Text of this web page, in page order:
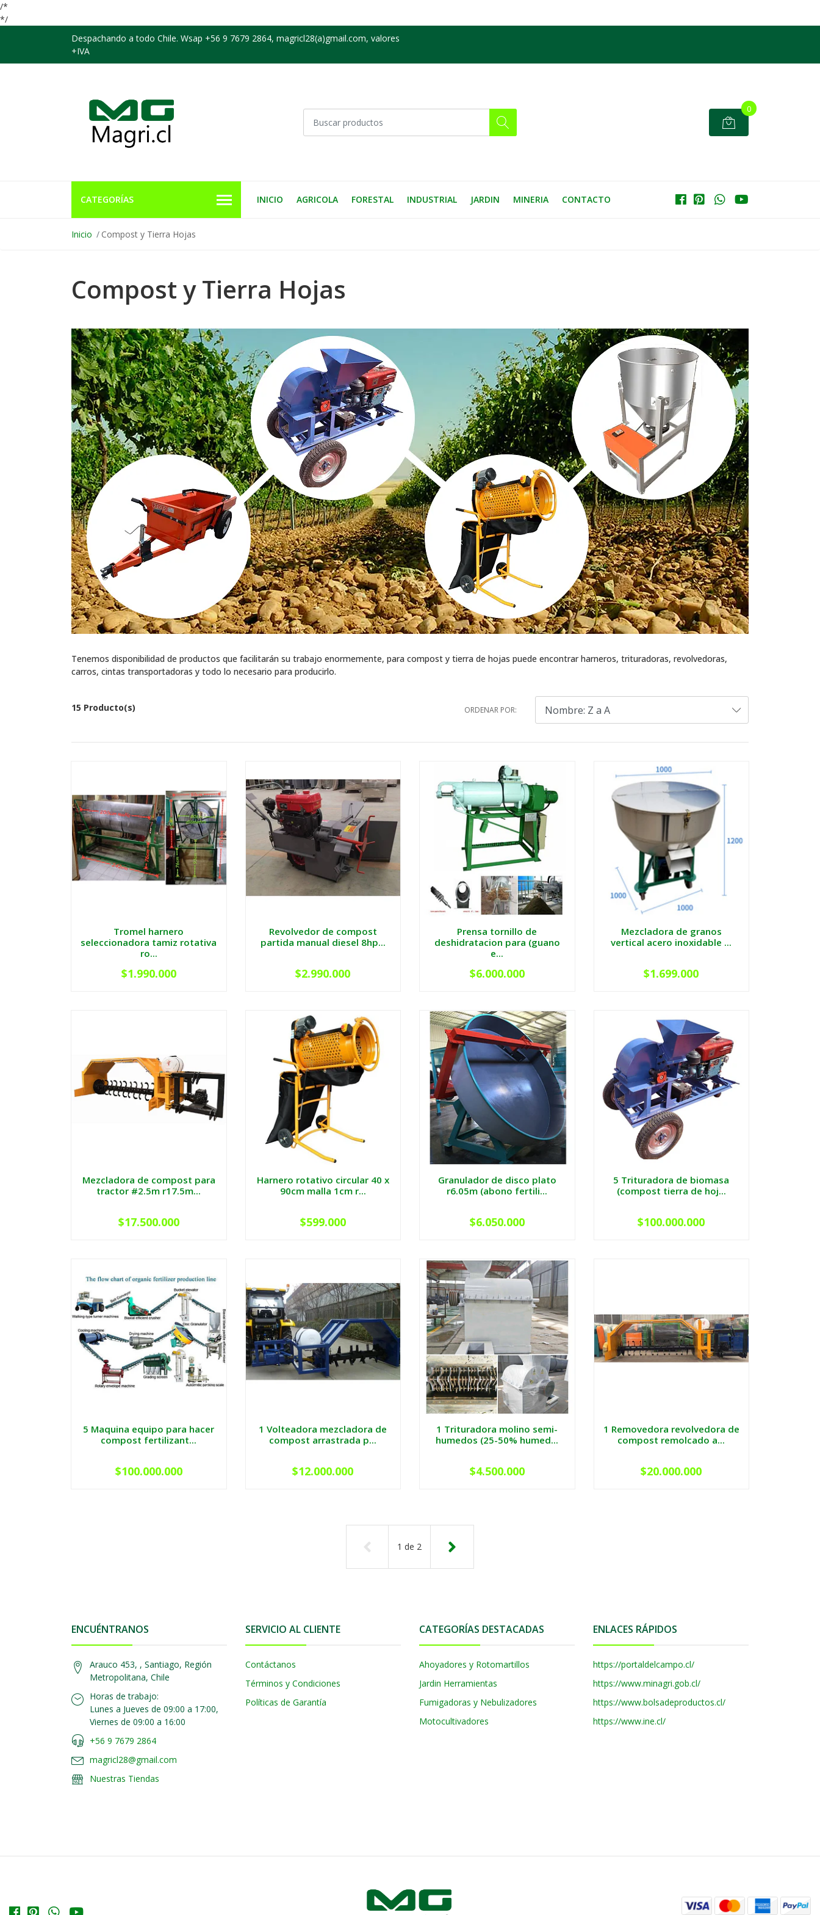
/*
*/
Despachando a todo Chile. Wsap +56 9 7679 2864, magricl28(a)gmail.com, valores
+IVA
0
CATEGORÍAS INICIO AGRICOLA FORESTAL INDUSTRIAL JARDIN MINERIA CONTACTO
Inicio Compost y Tierra Hojas
Compost y Tierra Hojas
Tenemos disponibilidad de productos que facilitarán su trabajo enormemente, para compost y tierra de hojas puede encontrar harneros, trituradoras, revolvedoras,
carros, cintas transportadoras y todo lo necesario para producirlo.
15 Producto(s) ORDENAR POR:
Tromel harnero
seleccionadora tamiz rotativa
ro...
$1.990.000
Revolvedor de compost
partida manual diesel 8hp...
$2.990.000
Prensa tornillo de
deshidratacion para (guano
e...
$6.000.000
Mezcladora de granos
vertical acero inoxidable ...
$1.699.000
Mezcladora de compost para
tractor #2.5m r17.5m...
$17.500.000
Harnero rotativo circular 40 x
90cm malla 1cm r...
$599.000
Granulador de disco plato
r6.05m (abono fertili...
$6.050.000
5 Trituradora de biomasa
(compost tierra de hoj...
$100.000.000
5 Maquina equipo para hacer
compost fertilizant...
$100.000.000
1 Volteadora mezcladora de
compost arrastrada p...
$12.000.000
1 Trituradora molino semi-
humedos (25-50% humed...
$4.500.000
1 Removedora revolvedora de
compost remolcado a...
$20.000.000
1 de 2
ENCUÉNTRANOS
Arauco 453, , Santiago, Región
Metropolitana, Chile
Horas de trabajo:
Lunes a Jueves de 09:00 a 17:00,
Viernes de 09:00 a 16:00
+56 9 7679 2864
magricl28@gmail.com
Nuestras Tiendas
SERVICIO AL CLIENTE
Contáctanos
Términos y Condiciones
Políticas de Garantía
CATEGORÍAS DESTACADAS
Ahoyadores y Rotomartillos
Jardin Herramientas
Fumigadoras y Nebulizadores
Motocultivadores
ENLACES RÁPIDOS
https://portaldelcampo.cl/
https://www.minagri.gob.cl/
https://www.bolsadeproductos.cl/
https://www.ine.cl/